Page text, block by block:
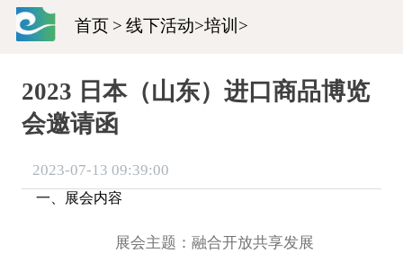
首页 > 线下活动>培训 >
2023 日本（山东）进口商品博览
会邀请函
2023-07-13 09:39:00
一、展会内容
展会主题：融合开放共享发展